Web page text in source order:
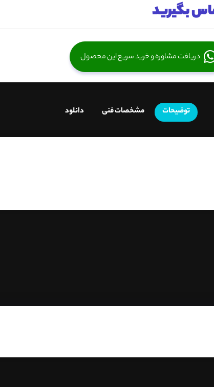
بگیرید
دریافت مشاوره و خرید سریع این محصول
توضیحات مشخصات فنی دانلود